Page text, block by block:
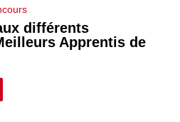
différents
Apprentis de